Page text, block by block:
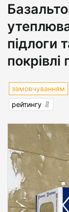
підлоги
замовчуванням
рейтингу